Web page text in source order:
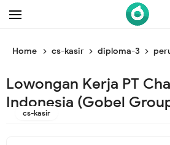
/* ganti br end */
Home cs-kasir diploma-3
Lowongan Kerja PT
Indonesia (Gobel
cs-kasir